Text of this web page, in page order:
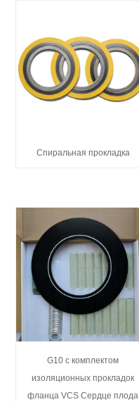
Спиральная прокладка
G10 с комплектом
изоляционных прокладок
фланца VCS Сердце плода